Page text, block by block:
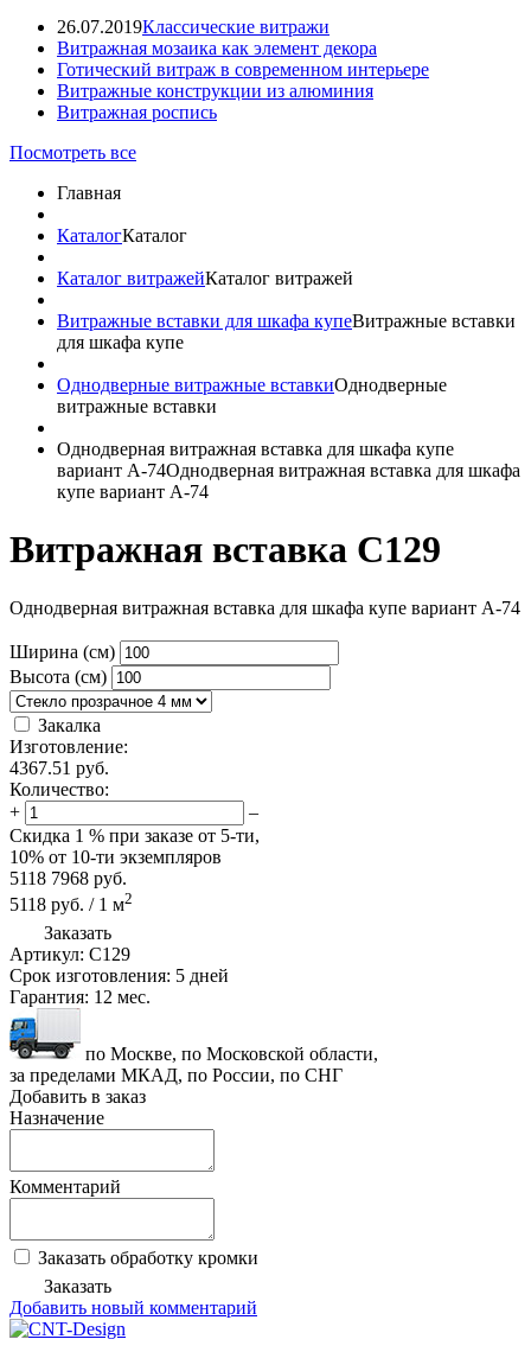
26.07.2019Классические витражи
Витражная мозаика как элемент декора
Готический витраж в современном интерьере
Витражные конструкции из алюминия
Витражная роспись
Посмотреть все
Главная
КаталогКаталог
Каталог витражейКаталог витражей
Витражные вставки для шкафа купеВитражные вставки
для шкафа купе
Однодверные витражные вставкиОднодверные
витражные вставки
Однодверная витражная вставка для шкафа купе
вариант A-74Однодверная витражная вставка для шкафа
купе вариант A-74
Витражная вставка C129
Однодверная витражная вставка для шкафа купе вариант A-74
Ширина (см)
Высота (см)
Закалка
Изготовление:
4367.51 руб.
Количество:
+
–
Скидка 1 % при заказе от 5-ти,
10% от 10-ти экземпляров
5118 7968 руб.
5118 руб. / 1 м2
Заказать
Артикул: C129
Срок изготовления: 5 дней
Гарантия: 12 мес.
по Москве, по Московской области,
за пределами МКАД, по России, по СНГ
Добавить в заказ
Назначение
Комментарий
Заказать обработку кромки
Заказать
Добавить новый комментарий